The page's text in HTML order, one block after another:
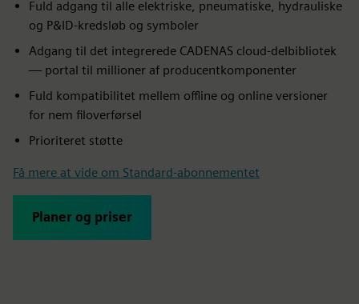
Fuld adgang til alle elektriske, pneumatiske, hydrauliske
og P&ID-kredsløb og symboler
Adgang til det integrerede CADENAS cloud-delbibliotek
— portal til millioner af producentkomponenter
Fuld kompatibilitet mellem offline og online versioner
for nem filoverførsel
Prioriteret støtte
Få mere at vide om Standard-abonnementet
Planer og priser